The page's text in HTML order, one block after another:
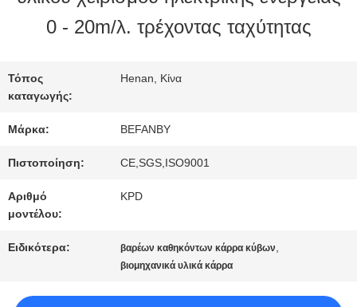
ΠΟΙΟΤΙΚΌΣ
ΈΛΕΓΧΟΣ
ΜΑΣ
ΕΛΆΤΕ
ΣΕ
ΕΠΑΦΉ
0 - 20m/λ. τρέχοντας ταχύτητας
Τόπος
καταγωγής:
Henan, Κίνα
Μάρκα: BEFANBY
Πιστοποίηση: CE,SGS,ISO9001
Αριθμό
μοντέλου:
KPD
Ειδικότερα: βαρέων καθηκόντων κάρρα κύβων,
βιομηχανικά υλικά κάρρα